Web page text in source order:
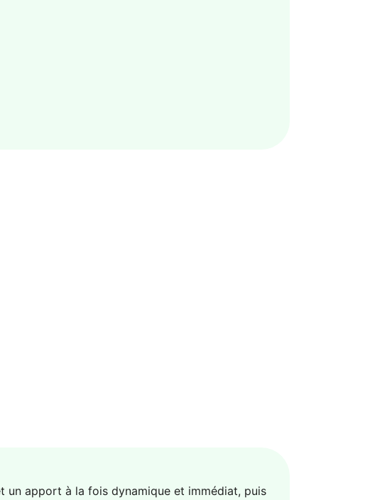
un apport à la fois dynamique et immédiat, puis